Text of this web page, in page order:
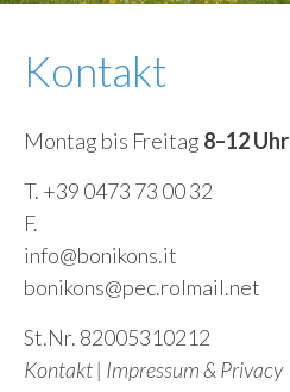
Kontakt
Montag bis Freitag 8–12 Uhr
T. +39 0473 73 00 32
F.
info@bonikons.it
bonikons@pec.rolmail.net
St.Nr. 82005310212
Kontakt| Impressum & Privacy